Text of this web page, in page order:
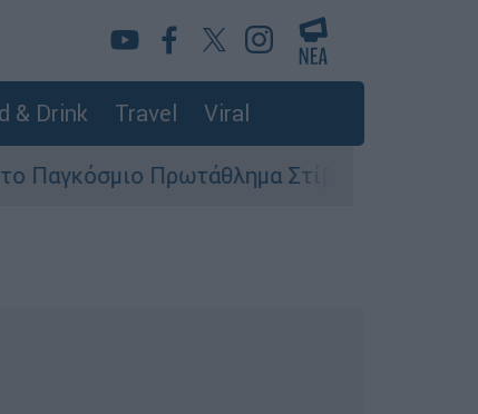
& Drink Travel Viral
Πρωτάθλημα Στίβου Κ20